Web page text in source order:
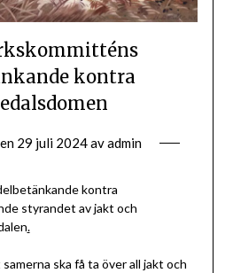
kontra
29 juli 2024avadmin
kontra
styrandet av jakt och
.
ska få ta över all jakt och